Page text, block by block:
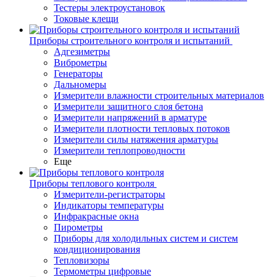
Тестеры электроустановок
Токовые клещи
Приборы строительного контроля и испытаний
Адгезиметры
Виброметры
Генераторы
Дальномеры
Измерители влажности строительных материалов
Измерители защитного слоя бетона
Измерители напряжений в арматуре
Измерители плотности тепловых потоков
Измерители силы натяжения арматуры
Измерители теплопроводности
Еще
Приборы теплового контроля
Измерители-регистраторы
Индикаторы температуры
Инфракрасные окна
Пирометры
Приборы для холодильных систем и систем
кондиционирования
Тепловизоры
Термометры цифровые